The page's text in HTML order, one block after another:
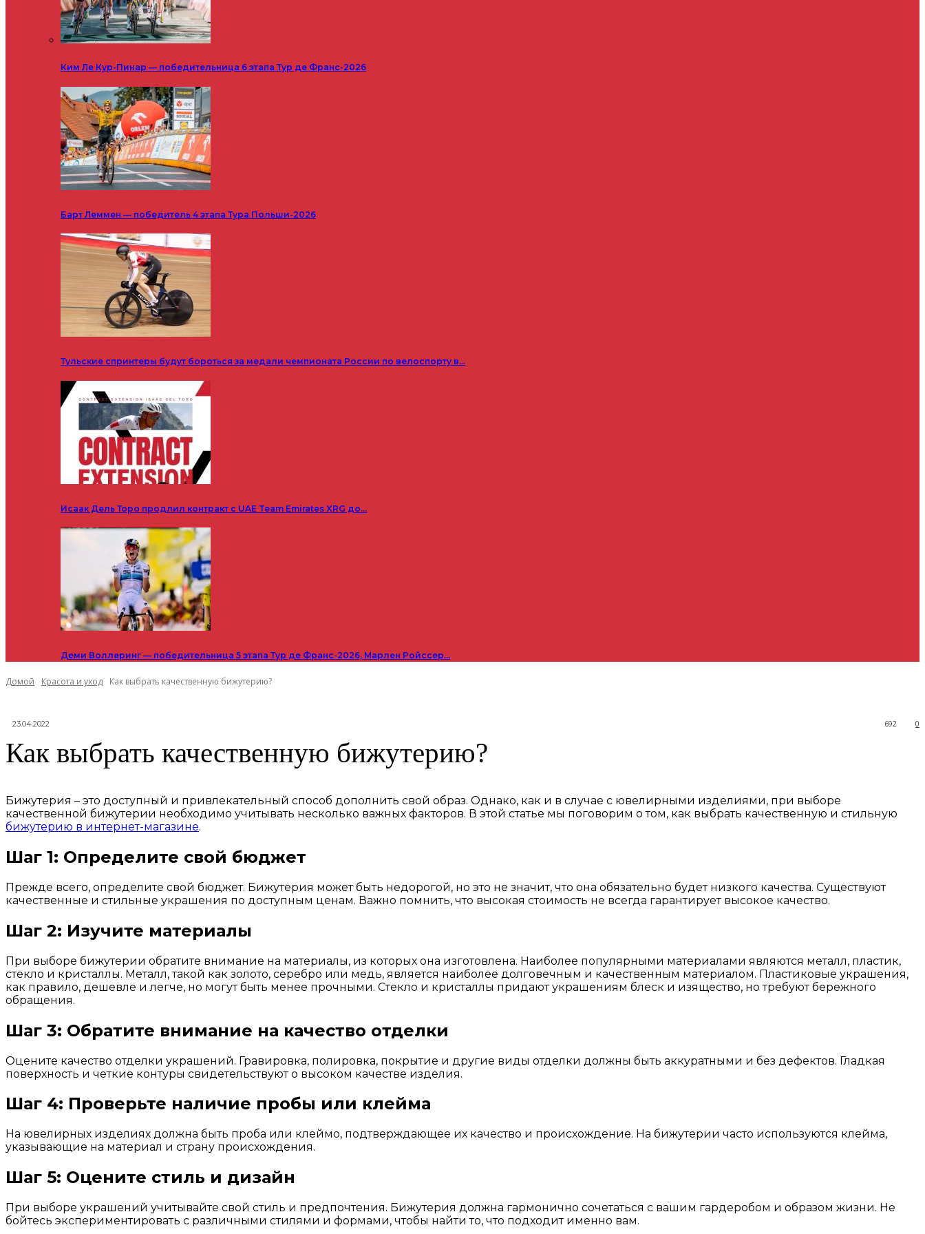
Ким Ле Кур-Пинар — победительница 6 этапа Тур де Франс-2026
Барт Леммен — победитель 4 этапа Тура Польши-2026
Тульские спринтеры будут бороться за медали чемпионата России по велоспорту в…
Исаак Дель Торо продлил контракт с UAE Team Emirates XRG до…
Деми Воллеринг — победительница 5 этапа Тур де Франс-2026, Марлен Ройссер…
Домой Красота и уход Как выбрать качественную бижутерию?
23.04.2022 0
692
Как выбрать качественную бижутерию?
Бижутерия – это доступный и привлекательный способ дополнить свой образ. Однако, как и в случае с ювелирными изделиями, при выборе
качественной бижутерии необходимо учитывать несколько важных факторов. В этой статье мы поговорим о том, как выбрать качественную и стильную
бижутерию в интернет-магазине.
Шаг 1: Определите свой бюджет
Прежде всего, определите свой бюджет. Бижутерия может быть недорогой, но это не значит, что она обязательно будет низкого качества. Существуют
качественные и стильные украшения по доступным ценам. Важно помнить, что высокая стоимость не всегда гарантирует высокое качество.
Шаг 2: Изучите материалы
При выборе бижутерии обратите внимание на материалы, из которых она изготовлена. Наиболее популярными материалами являются металл, пластик,
стекло и кристаллы. Металл, такой как золото, серебро или медь, является наиболее долговечным и качественным материалом. Пластиковые украшения,
как правило, дешевле и легче, но могут быть менее прочными. Стекло и кристаллы придают украшениям блеск и изящество, но требуют бережного
обращения.
Шаг 3: Обратите внимание на качество отделки
Оцените качество отделки украшений. Гравировка, полировка, покрытие и другие виды отделки должны быть аккуратными и без дефектов. Гладкая
поверхность и четкие контуры свидетельствуют о высоком качестве изделия.
Шаг 4: Проверьте наличие пробы или клейма
На ювелирных изделиях должна быть проба или клеймо, подтверждающее их качество и происхождение. На бижутерии часто используются клейма,
указывающие на материал и страну происхождения.
Шаг 5: Оцените стиль и дизайн
При выборе украшений учитывайте свой стиль и предпочтения. Бижутерия должна гармонично сочетаться с вашим гардеробом и образом жизни. Не
бойтесь экспериментировать с различными стилями и формами, чтобы найти то, что подходит именно вам.